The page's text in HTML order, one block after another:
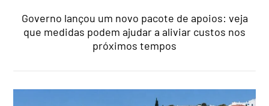
Governo lançou um novo pacote de apoios: veja
que medidas podem ajudar a aliviar custos nos
próximos tempos